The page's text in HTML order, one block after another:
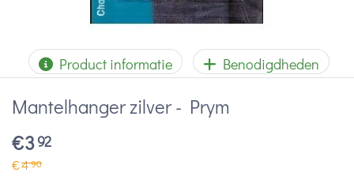
Product informatie Benodigdheden
Mantelhanger zilver - Prym
€392
€490